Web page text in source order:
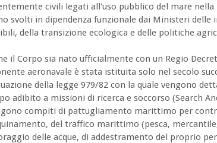
civili legati all'uso pubblico del mare
svolti in dipendenza funzionale dai Ministeri
della transizione ecologica e delle politiche
il Corpo sia nato ufficialmente con un Regio
aeronavale è stata istituita solo nel secolo
della legge 979/82 con la quale vengono
adibito a missioni di ricerca e soccorso (Search
compiti di pattugliamento marittimo per
del traffico marittimo (pesca,
delle acque, di addestramento del proprio